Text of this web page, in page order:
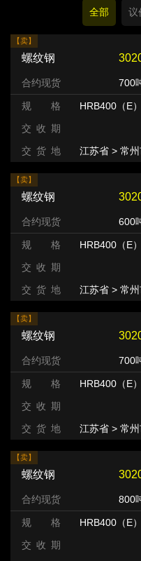
业的健康可持续
全部 议
【卖】
螺纹钢
合约现货 700
规 格
HRB400（E
交 收 期
交 货 地
江苏省 > 常州
【卖】
螺纹钢
合约现货 600
规 格
HRB400（E
交 收 期
交 货 地
江苏省 > 常州
【卖】
螺纹钢
合约现货 700
规 格
HRB400（E
交 收 期
交 货 地
江苏省 > 常州
【卖】
螺纹钢
合约现货 800
规 格
HRB400（E
交 收 期